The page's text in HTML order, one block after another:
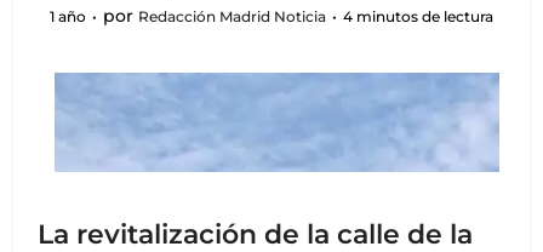
1 año por Redacción Madrid Noticia 4 minutos de lectura
La revitalización de la calle de la